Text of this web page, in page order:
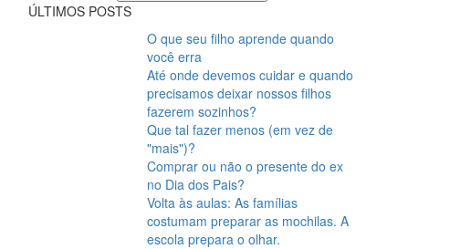
ÚLTIMOS POSTS
O que seu filho aprende quando
você erra
Até onde devemos cuidar e quando
precisamos deixar nossos filhos
fazerem sozinhos?
Que tal fazer menos (em vez de
"mais")?
Comprar ou não o presente do ex
no Dia dos Pais?
Volta às aulas: As famílias
costumam preparar as mochilas. A
escola prepara o olhar.